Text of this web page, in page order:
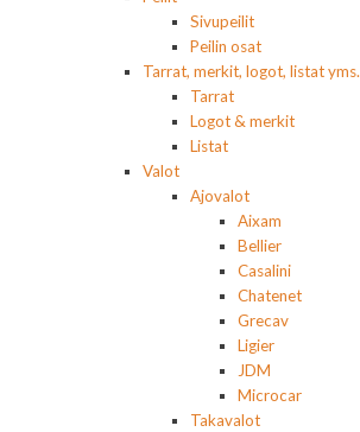
Sivupeilit
Peilin osat
Tarrat, merkit, logot, listat yms.
Tarrat
Logot & merkit
Listat
Valot
Ajovalot
Aixam
Bellier
Casalini
Chatenet
Grecav
Ligier
JDM
Microcar
Takavalot